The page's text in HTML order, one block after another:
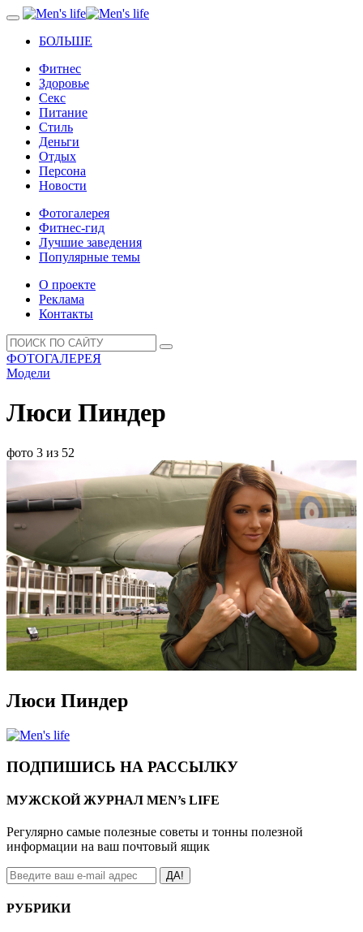
БОЛЬШЕ
Фитнес
Здоровье
Секс
Питание
Стиль
Деньги
Отдых
Персона
Новости
Фотогалерея
Фитнес-гид
Лучшие заведения
Популярные темы
О проекте
Реклама
Контакты
ФОТОГАЛЕРЕЯ
Модели
Люси Пиндер
фото 3 из 52
Люси Пиндер
ПОДПИШИСЬ НА РАССЫЛКУ
МУЖСКОЙ ЖУРНАЛ MEN’s LIFE
Регулярно самые полезные советы и тонны полезной
информации на ваш почтовый ящик
ДА!
РУБРИКИ